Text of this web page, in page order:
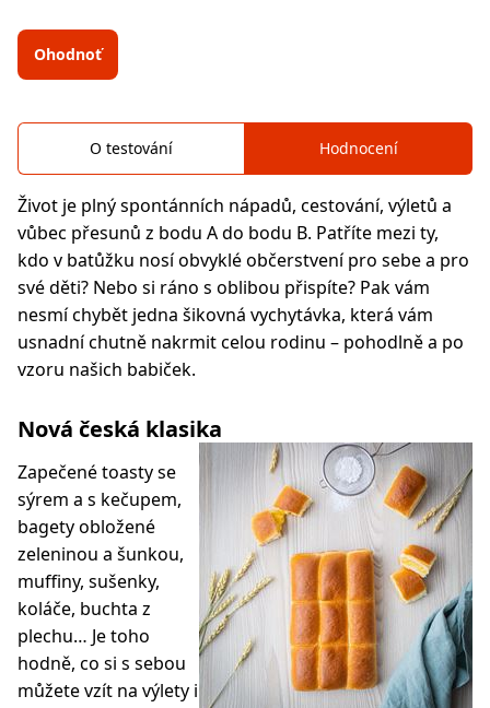
Ohodnoť
O testování Hodnocení
Život je plný spontánních nápadů, cestování, výletů a
vůbec přesunů z bodu A do bodu B. Patříte mezi ty,
kdo v batůžku nosí obvyklé občerstvení pro sebe a pro
své děti? Nebo si ráno s oblibou přispíte? Pak vám
nesmí chybět jedna šikovná vychytávka, která vám
usnadní chutně nakrmit celou rodinu – pohodlně a po
vzoru našich babiček.
Nová česká klasika
Zapečené toasty se
sýrem a s kečupem,
bagety obložené
zeleninou a šunkou,
muffiny, sušenky,
koláče, buchta z
plechu… Je toho
hodně, co si s sebou
můžete vzít na výlety i